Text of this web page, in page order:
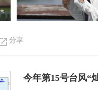
分享
今年第15号台风“